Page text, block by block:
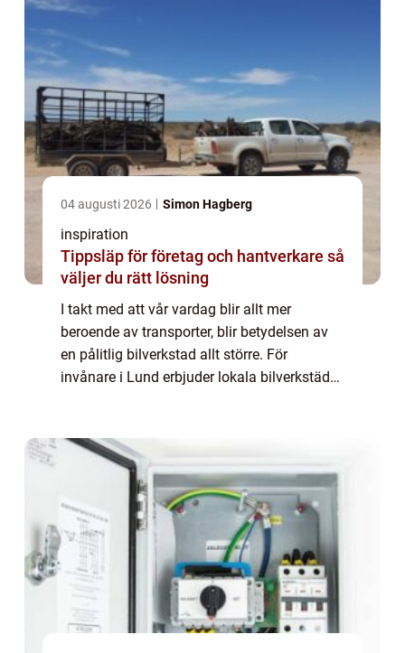
04 augusti 2026 Simon Hagberg
inspiration
Tippsläp för företag och hantverkare så
väljer du rätt lösning
I takt med att vår vardag blir allt mer
beroende av transporter, blir betydelsen av
en pålitlig bilverkstad allt större. För
invånare i Lund erbjuder lokala bilverkstäder